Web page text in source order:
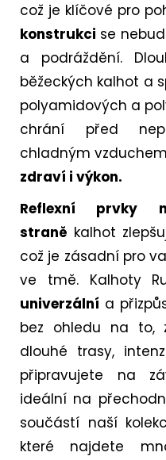
což je klíčové pro
konstrukci se
a podráždění.
běžeckých kalhot a
polyamidových a
chrání před
chladným
zdraví i výkon.
Reflexní prvky
straně kalhot
což je zásadní pro
ve tmě. Kalhoty
univerzální a
bez ohledu na to,
dlouhé trasy,
připravujete na
ideální na
součástí naší
které najdete